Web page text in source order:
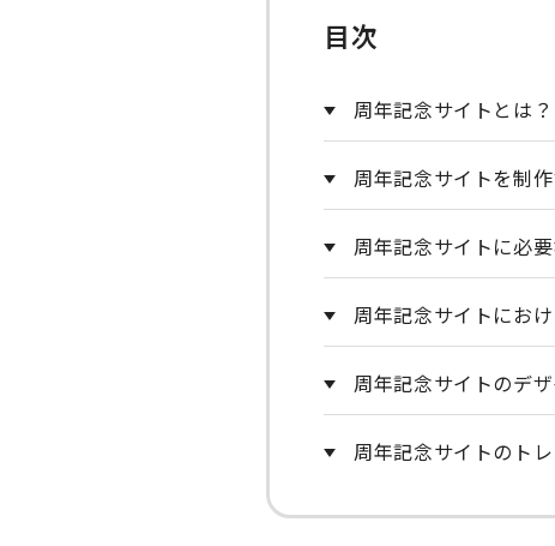
目次
周年記念サイトとは？
周年記念サイトを制
周年記念サイトに必
周年記念サイトにお
周年記念サイトのデ
周年記念サイトのト